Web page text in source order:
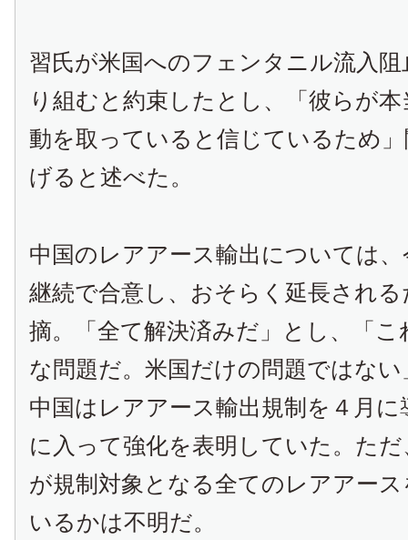
習氏が米国へのフェンタニル流入
り組むと約束したとし、「彼らが
動を取っていると信じているため
げると述べた。
中国のレアアース輸出については
継続で合意し、おそらく延長され
摘。「全て解決済みだ」とし、「こ
な問題だ。米国だけの問題ではな
中国はレアアース輸出規制を４月に
に入って強化を表明していた。た
が規制対象となる全てのレアアー
いるかは不明だ。